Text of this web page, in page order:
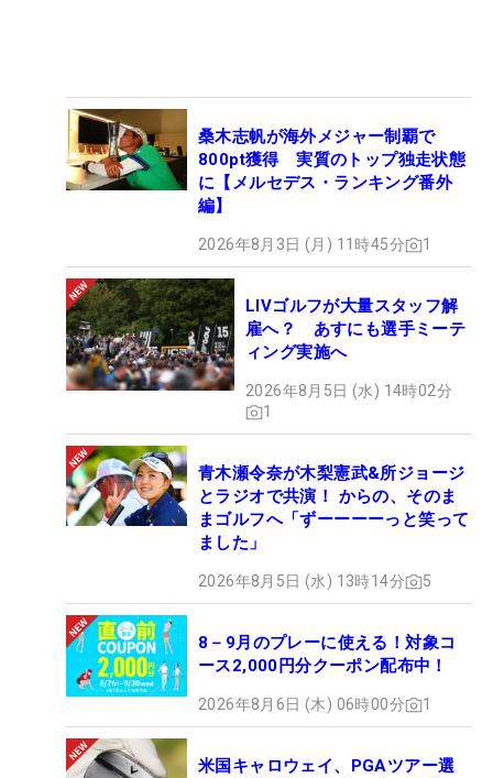
桑木志帆が海外メジャー制覇で
800pt獲得 実質のトップ独走状態
に【メルセデス・ランキング番外
編】
2026年8月3日 (月) 11時45分 1
LIVゴルフが大量スタッフ解
雇へ？ あすにも選手ミーテ
ィング実施へ
2026年8月5日 (水) 14時02分
1
青木瀬令奈が木梨憲武&所ジョージ
とラジオで共演！ からの、そのま
まゴルフへ「ずーーーーっと笑って
ました」
2026年8月5日 (水) 13時14分 5
8－9月のプレーに使える！対象コ
ース2,000円分クーポン配布中！
2026年8月6日 (木) 06時00分 1
米国キャロウェイ、PGAツアー選